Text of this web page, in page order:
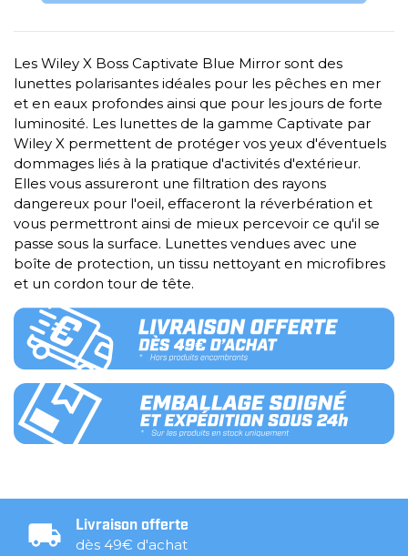
Les Wiley X Boss Captivate Blue Mirror sont des
lunettes polarisantes idéales pour les pêches en mer
et en eaux profondes ainsi que pour les jours de forte
luminosité. Les lunettes de la gamme Captivate par
Wiley X permettent de protéger vos yeux d'éventuels
dommages liés à la pratique d'activités d'extérieur.
Elles vous assureront une filtration des rayons
dangereux pour l'oeil, effaceront la réverbération et
vous permettront ainsi de mieux percevoir ce qu'il se
passe sous la surface. Lunettes vendues avec une
boîte de protection, un tissu nettoyant en microfibres
et un cordon tour de tête.
Livraison offerte
dès 49€ d'achat